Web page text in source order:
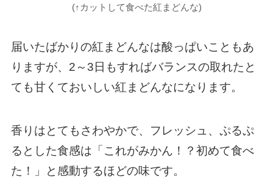
(↑カットして食べた紅まどんな)
届いたばかりの紅まどんなは酸っぱいこともあ
りますが、2～3日もすればバランスの取れたと
ても甘くておいしい紅まどんなになります。
香りはとてもさわやかで、フレッシュ、ぷるぷ
るとした食感は「これがみかん！？初めて食べ
た！」と感動するほどの味です。